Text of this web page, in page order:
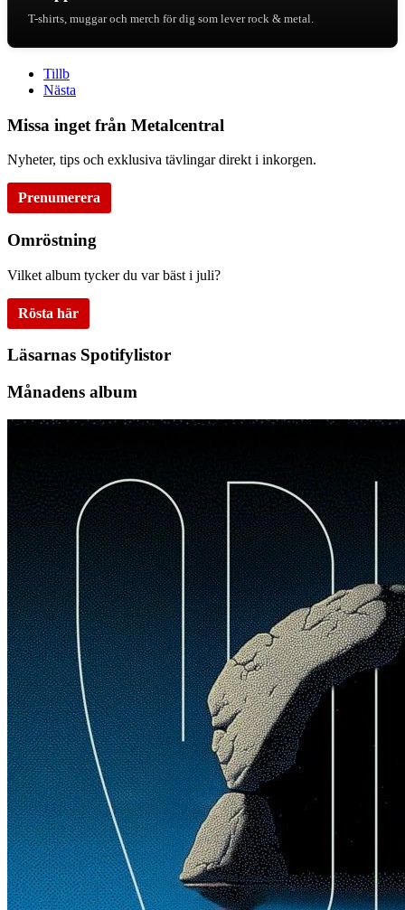
T-shirts, muggar och merch för dig som lever rock & metal.
Tillb
Nästa
Missa inget från Metalcentral
Nyheter, tips och exklusiva tävlingar direkt i inkorgen.
Prenumerera
Omröstning
Vilket album tycker du var bäst i juli?
Rösta här
Läsarnas Spotifylistor
Månadens album